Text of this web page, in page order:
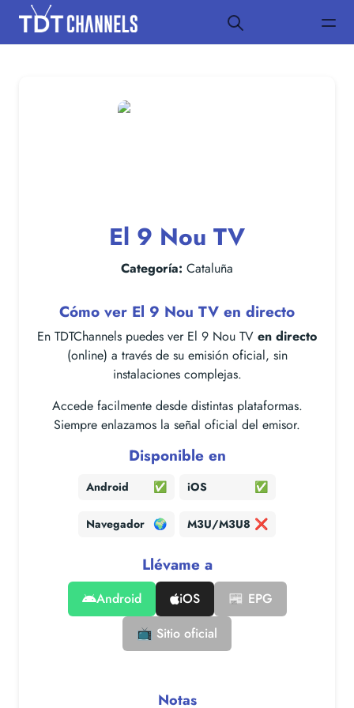
El 9 Nou TV
Categoría: Cataluña
Cómo ver El 9 Nou TV en directo
En TDTChannels puedes ver El 9 Nou TV en directo
(online) a través de su emisión oficial, sin
instalaciones complejas.
Accede facilmente desde distintas plataformas.
Siempre enlazamos la señal oficial del emisor.
Disponible en
Android ✅ iOS ✅
Navegador 🌍 M3U/M3U8 ❌
Llévame a
Android iOS
📰 EPG
📺 Sitio oficial
Notas